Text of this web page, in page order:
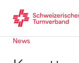
Zum Inhalt springen
Zur Sitemap
Zum Navigieren
News